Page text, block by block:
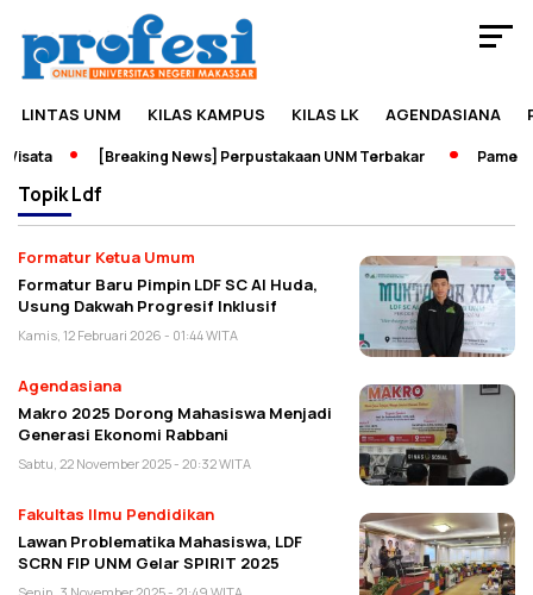
LINTAS UNM KILAS KAMPUS KILAS LK AGENDASIANA
[Breaking News] Perpustakaan UNM Terbakar
TopikLdf
Formatur Ketua Umum
Formatur Baru Pimpin LDF SC Al Huda,
Usung Dakwah Progresif Inklusif
Kamis, 12 Februari 2026 - 01:44 WITA
Agendasiana
Makro 2025 Dorong Mahasiswa Menjadi
Generasi Ekonomi Rabbani
Sabtu, 22 November 2025 - 20:32 WITA
Fakultas Ilmu Pendidikan
Lawan Problematika Mahasiswa, LDF
SCRN FIP UNM Gelar SPIRIT 2025